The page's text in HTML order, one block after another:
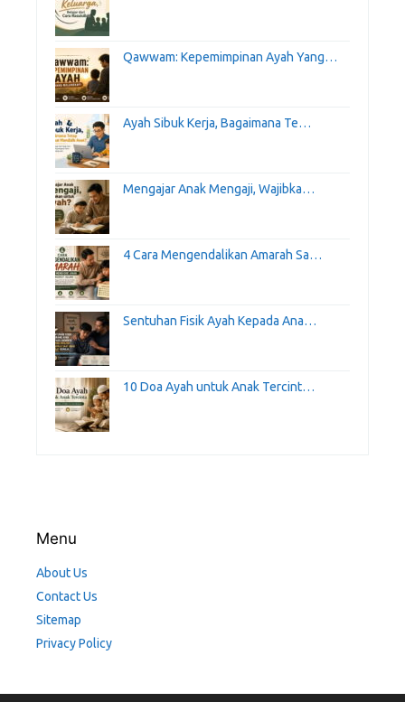
Qawwam: Kepemimpinan Ayah Yang…
Ayah Sibuk Kerja, Bagaimana Te…
Mengajar Anak Mengaji, Wajibka…
4 Cara Mengendalikan Amarah Sa…
Sentuhan Fisik Ayah Kepada Ana…
10 Doa Ayah untuk Anak Tercint…
Menu
About Us
Contact Us
Sitemap
Privacy Policy